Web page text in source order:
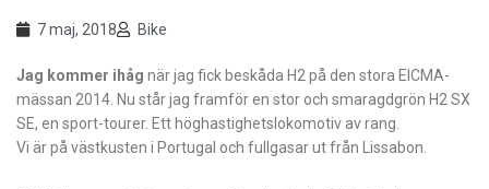
7 maj, 2018 Bike
Jag kommer ihåg när jag fick beskåda H2 på den stora EICMA-
mässan 2014. Nu står jag framför en stor och smaragdgrön H2 SX
SE, en sport-tourer. Ett höghastighetslokomotiv av rang.
Vi är på västkusten i Portugal och fullgasar ut från Lissabon.